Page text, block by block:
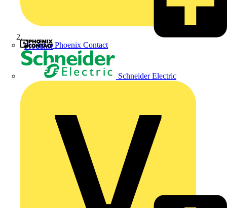
Phoenix Contact
Schneider Electric
Produkte